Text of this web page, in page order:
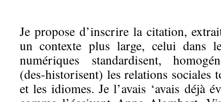
Je propose d’inscrire la citation,
un contexte plus large, celui dans
numériques standardisent,
(des-historisent) les relations sociales
et les idiomes. Je l’avais ‘avais déjà